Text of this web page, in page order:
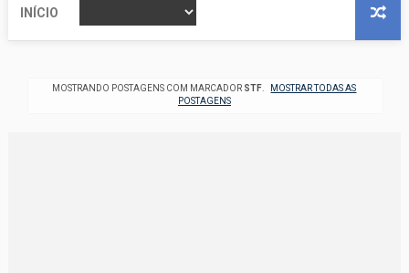
INÍCIO
MOSTRANDO POSTAGENS COM MARCADOR STF
MOSTRAR TODAS AS
POSTAGENS